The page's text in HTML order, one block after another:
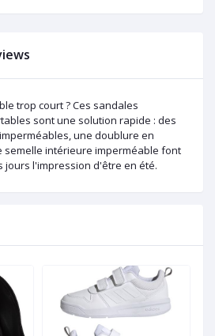
trop court ? Ces sandales
sont une solution rapide : des
une doublure en
semelle intérieure imperméable font
jours l'impression d'être en été.